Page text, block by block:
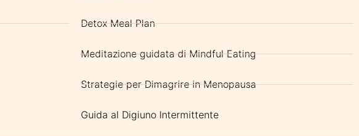
Detox Meal Plan
Meditazione guidata di Mindful Eating
Strategie per Dimagrire in Menopausa
Guida al Digiuno Intermittente